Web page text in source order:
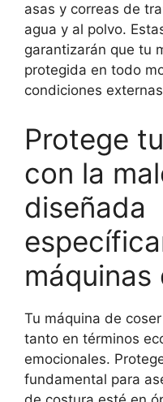
asas y correas de
agua y al polvo.
garantizarán que tu
protegida en todo
condiciones
Protege
con la
diseñada
Tu máquina de
tanto en términos
emocionales.
fundamental para